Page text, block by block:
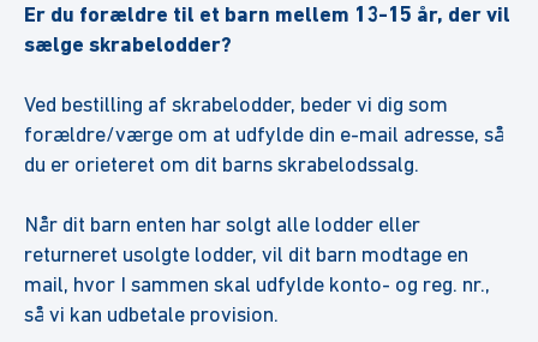
Er du forældre til et barn mellem 13-15 år, der vil
sælge skrabelodder?
Ved bestilling af skrabelodder, beder vi dig som
forældre/værge om at udfylde din e-mail adresse, så
du er orieteret om dit barns skrabelodssalg.
Når dit barn enten har solgt alle lodder eller
returneret usolgte lodder, vil dit barn modtage en
mail, hvor I sammen skal udfylde konto- og reg. nr.,
så vi kan udbetale provision.